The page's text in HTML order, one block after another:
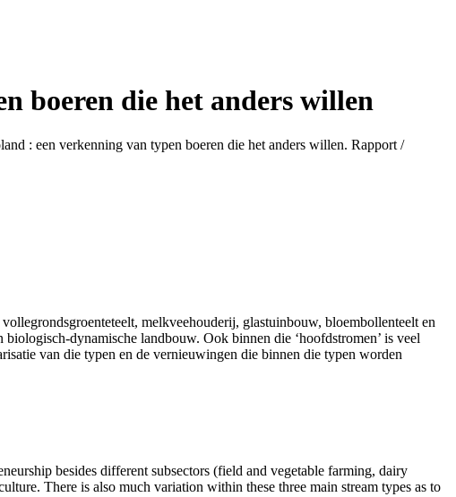
boeren die het anders willen
: een verkenning van typen boeren die het anders willen. Rapport /
melkveehouderij, glastuinbouw, bloembollenteelt en
dynamische landbouw. Ook binnen die ‘hoofdstromen’ is veel
van die typen en de vernieuwingen die binnen die typen worden
besides different subsectors (field and vegetable farming, dairy
There is also much variation within these three main stream types as to